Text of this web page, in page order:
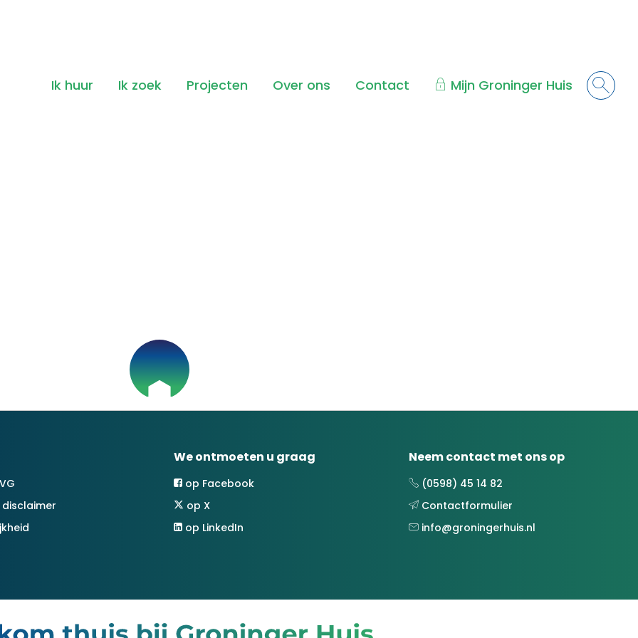
Ik huur Ik zoek Projecten Over ons Contact Mijn Groninger Huis
disclaimer
We ontmoeten u graag
op Facebook
op X
op LinkedIn
Neem contact met ons op
(0598) 45 14 82
Contactformulier
info@groningerhuis.nl